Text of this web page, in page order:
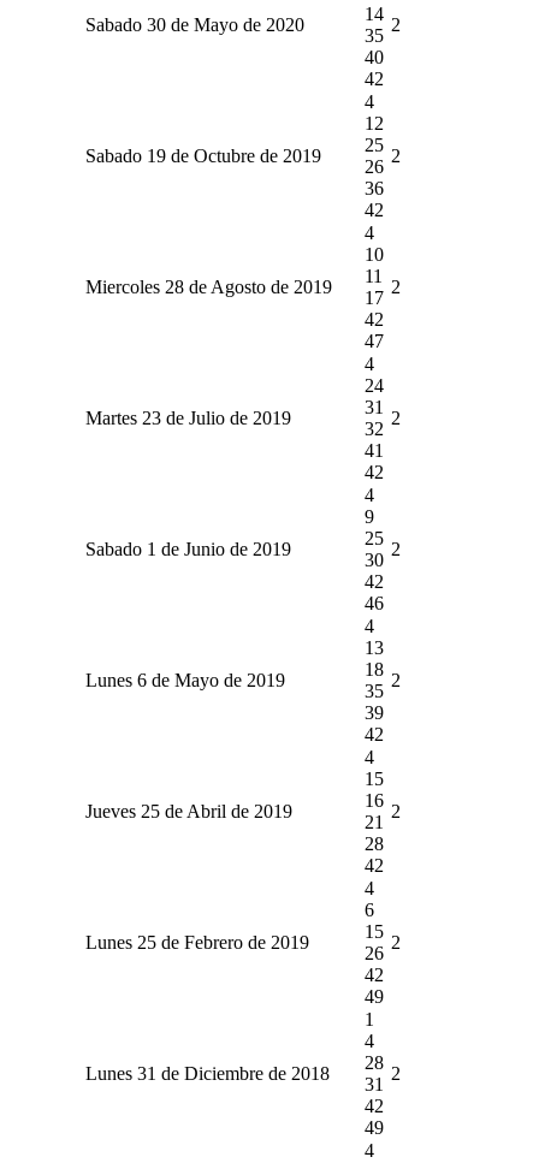
Sabado 30 de Mayo de 2020
14
35
40
42
2
Sabado 19 de Octubre de 2019
4
12
25
26
36
42
2
Miercoles 28 de Agosto de 2019
4
10
11
17
42
47
2
Martes 23 de Julio de 2019
4
24
31
32
41
42
2
Sabado 1 de Junio de 2019
4
9
25
30
42
46
2
Lunes 6 de Mayo de 2019
4
13
18
35
39
42
2
Jueves 25 de Abril de 2019
4
15
16
21
28
42
2
Lunes 25 de Febrero de 2019
4
6
15
26
42
49
2
Lunes 31 de Diciembre de 2018
1
4
28
31
42
49
2
4